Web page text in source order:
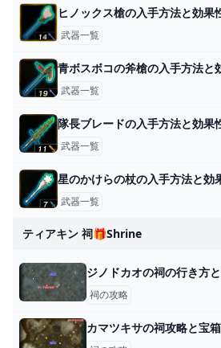
ヒノックス槍の入手方法と効果
武器一覧
青ボスボコの斧槍の入手方法と
武器一覧
隊長ブレードの入手方法と効果
武器一覧
星のかけらの杖の入手方法と効
武器一覧
ティアキン 祠🎁shrine
ジノドカオの祠の行き方
祠の攻略
カマツキサの祠攻略と宝